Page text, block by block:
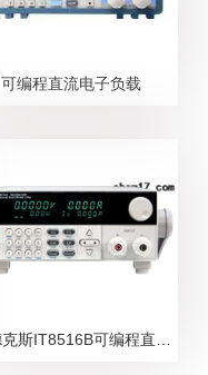
可编程直流电子负载